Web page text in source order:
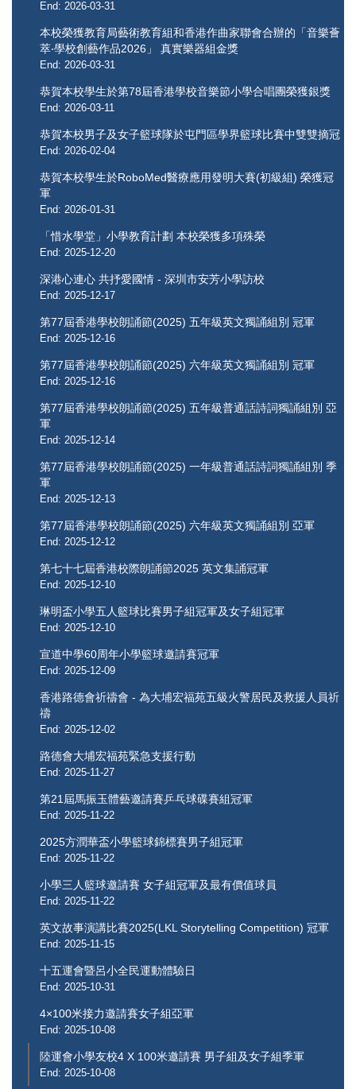
End: 2026-03-31
本校榮獲教育局藝術教育組和香港作曲家聯會合辦的「音樂薈
萃‧學校創藝作品2026」 真實樂器組金獎
End: 2026-03-31
恭賀本校學生於第78屆香港學校音樂節小學合唱團榮獲銀獎
End: 2026-03-11
恭賀本校男子及女子籃球隊於屯門區學界籃球比賽中雙雙摘冠
End: 2026-02-04
恭賀本校學生於RoboMed醫療應用發明大賽(初級組) 榮獲冠
軍
End: 2026-01-31
「惜水學堂」小學教育計劃 本校榮獲多項殊榮
End: 2025-12-20
深港心連心 共抒愛國情 - 深圳市安芳小學訪校
End: 2025-12-17
第77屆香港學校朗誦節(2025) 五年級英文獨誦組別 冠軍
End: 2025-12-16
第77屆香港學校朗誦節(2025) 六年級英文獨誦組別 冠軍
End: 2025-12-16
第77屆香港學校朗誦節(2025) 五年級普通話詩詞獨誦組別 亞
軍
End: 2025-12-14
第77屆香港學校朗誦節(2025) 一年級普通話詩詞獨誦組別 季
軍
End: 2025-12-13
第77屆香港學校朗誦節(2025) 六年級英文獨誦組別 亞軍
End: 2025-12-12
第七十七屆香港校際朗誦節2025 ​​​​​​​英文集誦冠軍
End: 2025-12-10
琳明盃小學五人籃球比賽男子組冠軍及女子組冠軍
End: 2025-12-10
宣道中學60周年小學籃球邀請賽冠軍
End: 2025-12-09
香港路德會祈禱會 - 為大埔宏福苑五級火警居民及救援人員祈
禱
End: 2025-12-02
路德會大埔宏福苑緊急支援行動
End: 2025-11-27
第21屆馬振玉體藝邀請賽乒乓球碟賽組冠軍
End: 2025-11-22
2025方潤華盃小學籃球錦標賽男子組冠軍
End: 2025-11-22
小學三人籃球邀請賽 女子組冠軍及最有價值球員
End: 2025-11-22
英文故事演講比賽2025(LKL Storytelling Competition) 冠軍
End: 2025-11-15
十五運會暨呂小全民運動體驗日
End: 2025-10-31
4×100米接力邀請賽女子組亞軍
End: 2025-10-08
陸運會小學友校4 X 100米邀請賽 男子組及女子組季軍
End: 2025-10-08